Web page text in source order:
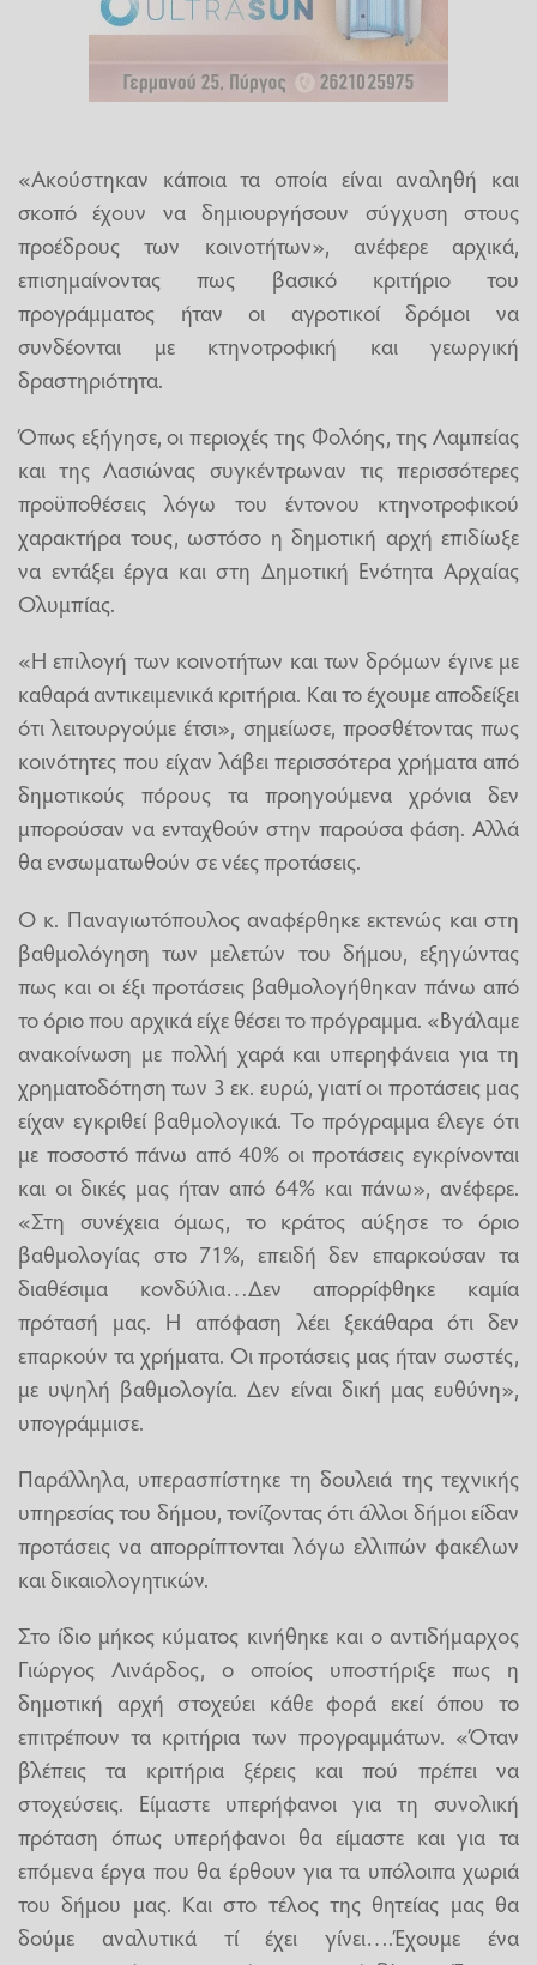
«Ακούστηκαν κάποια τα οποία είναι αναληθή και
σκοπό έχουν να δημιουργήσουν σύγχυση στους
προέδρους των κοινοτήτων», ανέφερε αρχικά,
επισημαίνοντας πως βασικό κριτήριο του
προγράμματος ήταν οι αγροτικοί δρόμοι να
συνδέονται με κτηνοτροφική και γεωργική
δραστηριότητα.
Όπως εξήγησε, οι περιοχές της Φολόης, της Λαμπείας
και της Λασιώνας συγκέντρωναν τις περισσότερες
προϋποθέσεις λόγω του έντονου κτηνοτροφικού
χαρακτήρα τους, ωστόσο η δημοτική αρχή επιδίωξε
να εντάξει έργα και στη Δημοτική Ενότητα Αρχαίας
Ολυμπίας.
«Η επιλογή των κοινοτήτων και των δρόμων έγινε με
καθαρά αντικειμενικά κριτήρια. Και το έχουμε αποδείξει
ότι λειτουργούμε έτσι», σημείωσε, προσθέτοντας πως
κοινότητες που είχαν λάβει περισσότερα χρήματα από
δημοτικούς πόρους τα προηγούμενα χρόνια δεν
μπορούσαν να ενταχθούν στην παρούσα φάση. Αλλά
θα ενσωματωθούν σε νέες προτάσεις.
Ο κ. Παναγιωτόπουλος αναφέρθηκε εκτενώς και στη
βαθμολόγηση των μελετών του δήμου, εξηγώντας
πως και οι έξι προτάσεις βαθμολογήθηκαν πάνω από
το όριο που αρχικά είχε θέσει το πρόγραμμα. «Βγάλαμε
ανακοίνωση με πολλή χαρά και υπερηφάνεια για τη
χρηματοδότηση των 3 εκ. ευρώ, γιατί οι προτάσεις μας
είχαν εγκριθεί βαθμολογικά. Το πρόγραμμα έλεγε ότι
με ποσοστό πάνω από 40% οι προτάσεις εγκρίνονται
και οι δικές μας ήταν από 64% και πάνω», ανέφερε.
«Στη συνέχεια όμως, το κράτος αύξησε το όριο
βαθμολογίας στο 71%, επειδή δεν επαρκούσαν τα
διαθέσιμα κονδύλια…Δεν απορρίφθηκε καμία
πρότασή μας. Η απόφαση λέει ξεκάθαρα ότι δεν
επαρκούν τα χρήματα. Οι προτάσεις μας ήταν σωστές,
με υψηλή βαθμολογία. Δεν είναι δική μας ευθύνη»,
υπογράμμισε.
Παράλληλα, υπερασπίστηκε τη δουλειά της τεχνικής
υπηρεσίας του δήμου, τονίζοντας ότι άλλοι δήμοι είδαν
προτάσεις να απορρίπτονται λόγω ελλιπών φακέλων
και δικαιολογητικών.
Στο ίδιο μήκος κύματος κινήθηκε και ο αντιδήμαρχος
Γιώργος Λινάρδος, ο οποίος υποστήριξε πως η
δημοτική αρχή στοχεύει κάθε φορά εκεί όπου το
επιτρέπουν τα κριτήρια των προγραμμάτων. «Όταν
βλέπεις τα κριτήρια ξέρεις και πού πρέπει να
στοχεύσεις. Είμαστε υπερήφανοι για τη συνολική
πρόταση όπως υπερήφανοι θα είμαστε και για τα
επόμενα έργα που θα έρθουν για τα υπόλοιπα χωριά
του δήμου μας. Και στο τέλος της θητείας μας θα
δούμε αναλυτικά τί έχει γίνει….Έχουμε ένα